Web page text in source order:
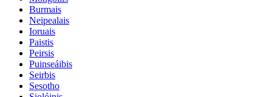
Burmais
Neipealais
Ioruais
Paistis
Peirsis
Puinseáibis
Seirbis
Sesotho